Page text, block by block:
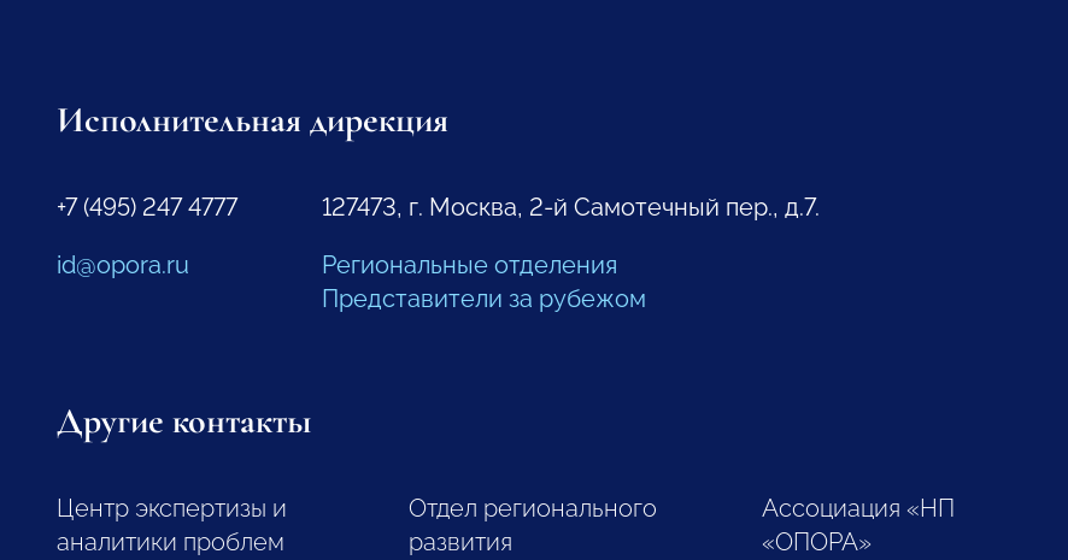
Исполнительная дирекция
+7 (495) 247 4777
id@opora.ru
127473, г. Москва, 2-й Самотечный пер., д.7.
Региональные отделения
Представители за рубежом
Другие контакты
Центр экспертизы и
аналитики проблем
Отдел регионального
развития
Ассоциация «НП
«ОПОРА»